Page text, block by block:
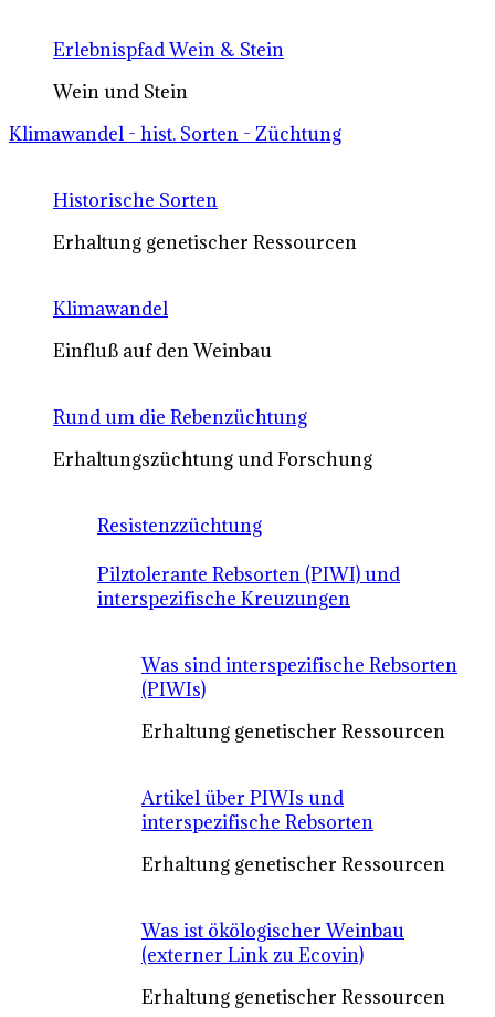
Erlebnispfad Wein & Stein
Wein und Stein
Klimawandel - hist. Sorten - Züchtung
Historische Sorten
Erhaltung genetischer Ressourcen
Klimawandel
Einfluß auf den Weinbau
Rund um die Rebenzüchtung
Erhaltungszüchtung und Forschung
Resistenzzüchtung
Pilztolerante Rebsorten (PIWI) und
interspezifische Kreuzungen
Was sind interspezifische Rebsorten
(PIWIs)
Erhaltung genetischer Ressourcen
Artikel über PIWIs und
interspezifische Rebsorten
Erhaltung genetischer Ressourcen
Was ist ökölogischer Weinbau
(externer Link zu Ecovin)
Erhaltung genetischer Ressourcen